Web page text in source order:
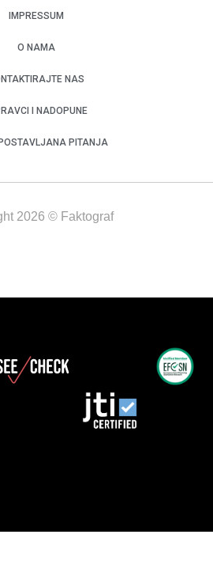
IMPRESSUM
O NAMA
NAS
I NADOPUNE
PITANJA
2026 © Faktograf